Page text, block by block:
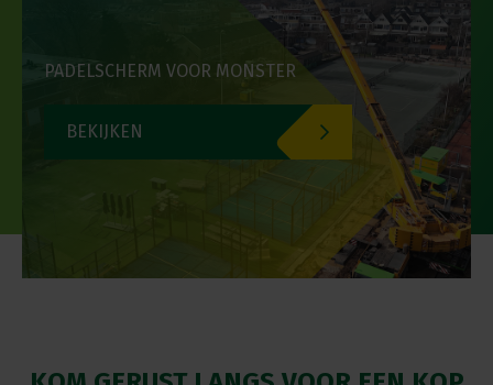
PADELSCHERM VOOR MONSTER
BEKIJKEN